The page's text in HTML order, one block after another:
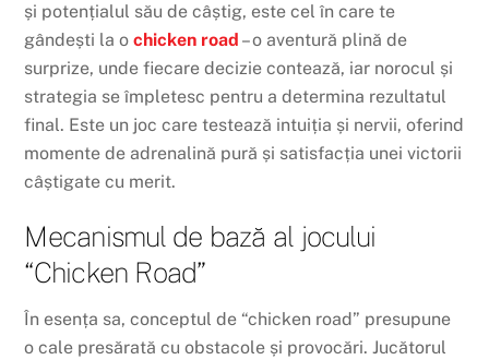
și potențialul său de câștig, este cel în care te
gândești la ochicken road – o aventură plină de
surprize, unde fiecare decizie contează, iar norocul și
strategia se împletesc pentru a determina rezultatul
final. Este un joc care testează intuiția și nervii, oferind
momente de adrenalină pură și satisfacția unei victorii
câștigate cu merit.
Mecanismul de bază al jocului
“Chicken Road”
În esența sa, conceptul de “chicken road” presupune
o cale presărată cu obstacole și provocări. Jucătorul